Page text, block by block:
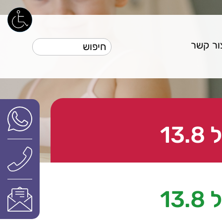
קשר